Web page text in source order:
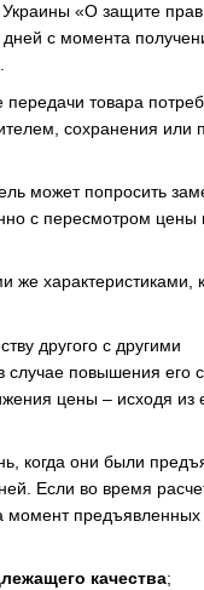
Украины «О защите прав
дней с момента
передачи товара
сохранения или
может попросить
с пересмотром цены
же характеристиками,
другого с другими
случае повышения его
цены – исходя из
когда они были
Если во время
момент предъявленных
качества;